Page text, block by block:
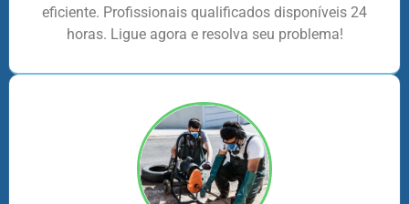
eficiente. Profissionais qualificados disponíveis 24
horas. Ligue agora e resolva seu problema!